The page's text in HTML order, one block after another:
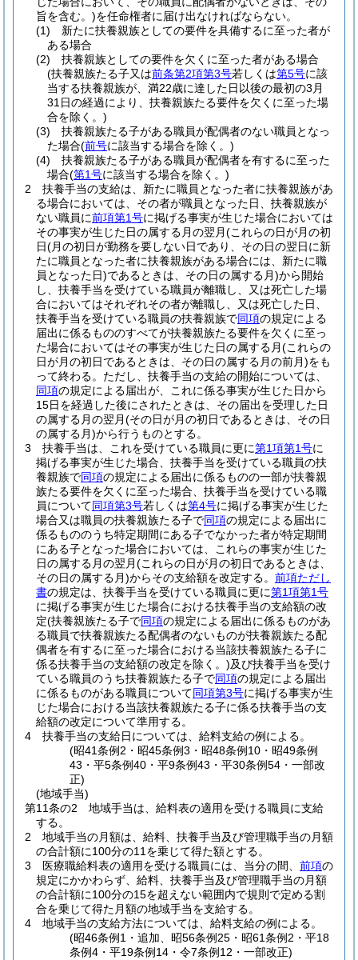
旨を含む。)を任命権者に届け出なければならない。
(1)
新たに扶養親族としての要件を具備するに至った者が
ある場合
(2)
扶養親族としての要件を欠くに至った者がある場合
(扶養親族たる子又は前条第2項第3号若しくは第5号に該
当する扶養親族が、満22歳に達した日以後の最初の3月
31日の経過により、扶養親族たる要件を欠くに至った場
合を除く。)
(3)
扶養親族たる子がある職員が配偶者のない職員となっ
た場合(前号に該当する場合を除く。)
(4)
扶養親族たる子がある職員が配偶者を有するに至った
場合(第1号に該当する場合を除く。)
2
扶養手当の支給は、新たに職員となった者に扶養親族があ
る場合においては、その者が職員となった日、扶養親族が
ない職員に前項第1号に掲げる事実が生じた場合においては
その事実が生じた日の属する月の翌月(これらの日が月の初
日(月の初日が勤務を要しない日であり、その日の翌日に新
たに職員となった者に扶養親族がある場合には、新たに職
員となった日)であるときは、その日の属する月)から開始
し、扶養手当を受けている職員が離職し、又は死亡した場
合においてはそれぞれその者が離職し、又は死亡した日、
扶養手当を受けている職員の扶養親族で同項の規定による
届出に係るもののすべてが扶養親族たる要件を欠くに至っ
た場合においてはその事実が生じた日の属する月(これらの
日が月の初日であるときは、その日の属する月の前月)をも
って終わる。 ただし、扶養手当の支給の開始については、
同項の規定による届出が、これに係る事実が生じた日から
15日を経過した後にされたときは、その届出を受理した日
の属する月の翌月(その日が月の初日であるときは、その日
の属する月)から行うものとする。
3
扶養手当は、これを受けている職員に更に第1項第1号に
掲げる事実が生じた場合、扶養手当を受けている職員の扶
養親族で同項の規定による届出に係るものの一部が扶養親
族たる要件を欠くに至った場合、扶養手当を受けている職
員について同項第3号若しくは第4号に掲げる事実が生じた
場合又は職員の扶養親族たる子で同項の規定による届出に
係るもののうち特定期間にある子でなかった者が特定期間
にある子となった場合においては、これらの事実が生じた
日の属する月の翌月(これらの日が月の初日であるときは、
その日の属する月)からその支給額を改定する。 前項ただし
書の規定は、扶養手当を受けている職員に更に第1項第1号
に掲げる事実が生じた場合における扶養手当の支給額の改
定(扶養親族たる子で同項の規定による届出に係るものがあ
る職員で扶養親族たる配偶者のないものが扶養親族たる配
偶者を有するに至った場合における当該扶養親族たる子に
係る扶養手当の支給額の改定を除く。)及び扶養手当を受け
ている職員のうち扶養親族たる子で同項の規定による届出
に係るものがある職員について同項第3号に掲げる事実が生
じた場合における当該扶養親族たる子に係る扶養手当の支
給額の改定について準用する。
4
扶養手当の支給日については、給料支給の例による。
(昭41条例2・昭45条例3・昭48条例10・昭49条例
43・平5条例40・平9条例43・平30条例54・一部改
正)
(地域手当)
第11条の2
地域手当は、給料表の適用を受ける職員に支給
する。
2
地域手当の月額は、給料、扶養手当及び管理職手当の月額
の合計額に100分の11を乗じて得た額とする。
3
医療職給料表の適用を受ける職員には、当分の間、 前項の
規定にかかわらず、給料、扶養手当及び管理職手当の月額
の合計額に100分の15を超えない範囲内で規則で定める割
合を乗じて得た月額の地域手当を支給する。
4
地域手当の支給方法については、給料支給の例による。
(昭46条例1・追加、昭56条例25・昭61条例2・平18
条例4・平19条例14・令7条例12・一部改正)